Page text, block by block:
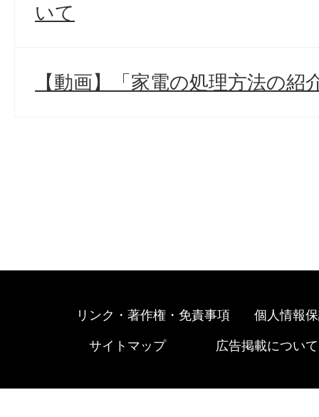
いて
【動画】「家電の処理方法の紹
リンク・著作権・免責事項 個人情報
サイトマップ 広告掲載について